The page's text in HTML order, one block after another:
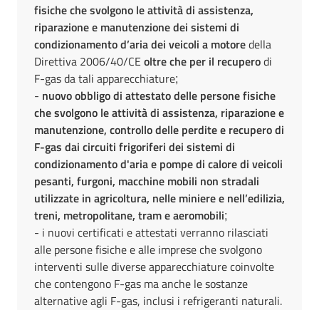
fisiche che svolgono le attività di assistenza,
riparazione e manutenzione dei sistemi di
condizionamento d’aria dei veicoli a motoredella
Direttiva 2006/40/CE oltre che per il recuperodi
F-gas da tali apparecchiature;
- nuovo obbligo di attestato delle persone fisiche
che svolgono le attività di assistenza, riparazione e
manutenzione, controllo delle perdite e recupero di
F-gas dai circuiti frigoriferi dei sistemi di
condizionamento d'aria e pompe di calore di veicoli
pesanti, furgoni, macchine mobili non stradali
utilizzate in agricoltura, nelle miniere e nell’edilizia,
treni, metropolitane, tram e aeromobili;
- i nuovi certificati e attestati verranno rilasciati
alle persone fisiche e alle imprese che svolgono
interventi sulle diverse apparecchiature coinvolte
che contengono F-gas ma anche le sostanze
alternative agli F-gas, inclusi i refrigeranti naturali.